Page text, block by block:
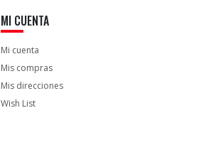
MI CUENTA
Mi cuenta
Mis compras
Mis direcciones
Wish List